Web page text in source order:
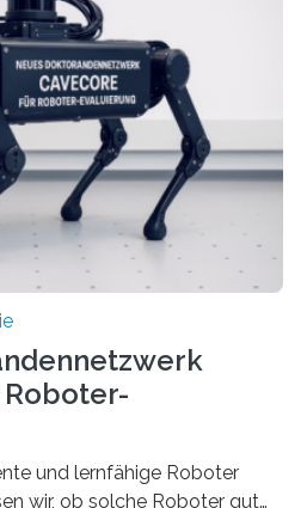
Silizium-
Grenzen: Sie verbrauchen
und Verarbeitungseinheiten
und die Datenübertragung
aus. Da KI-Modelle
riesige Datenmengen
der Bedarf an neuen
Quantencomputern
Roboter-
und lernfähige Roboter
wir, ob solche Roboter gut